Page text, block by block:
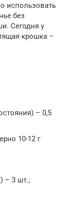
использовать
без
Сегодня у
крошка –
– 0,5
10-12 г
– 3 шт.;